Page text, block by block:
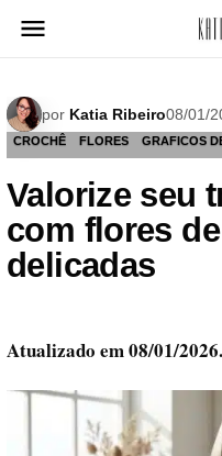
para
por Katia Ribeiro08/01/
CROCHÊ FLORES GRAFICOS
Valorize seu
com flores
delicadas
Atualizado em 08/01/2026.